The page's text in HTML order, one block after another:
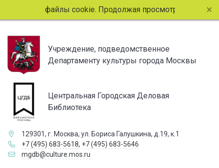
файлы cookie. Продолжая просмотр страниц
Учреждение, подведомственное
Департаменту культуры города Москвы
Центральная Городская Деловая
Библиотека
129301, г. Москва, ул. Бориса Галушкина, д.19, к.1
+7 (495) 683-5618, +7 (495) 683-5646
mgdb@culture.mos.ru